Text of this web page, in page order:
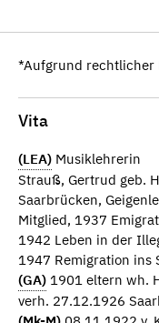
*Aufgrund rechtlicher
Vita
(LEA) Musiklehrerin
Strauß, Gertrud geb.
Saarbrücken,
Mitglied, 1937
1942 Leben in der
1947 Remigration ins
(GA) 1901 eltern wh.
verh. 27.12.1926